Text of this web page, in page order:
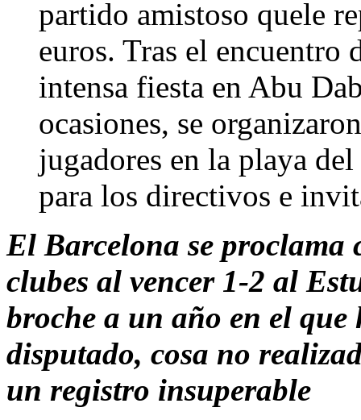
partido amistoso quele
euros. Tras el encuentro
intensa fiesta en Abu
ocasiones, se
jugadores en la playa
para los directivos e
El Barcelona se proclama
clubes al vencer 1-2 al
broche a un año en el
disputado, cosa no
un registro insuperable